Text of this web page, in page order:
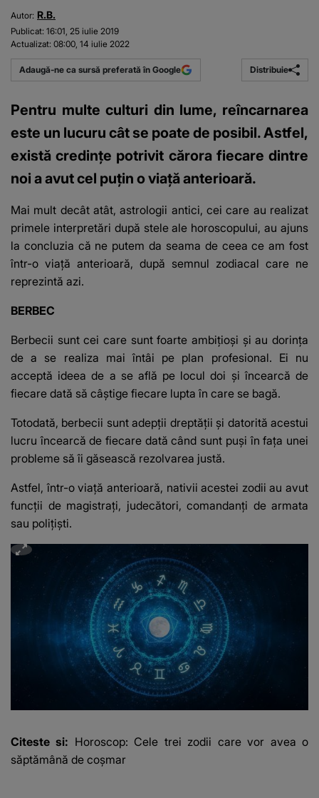
Autor: R.B.
Publicat: 16:01, 25 iulie 2019
Actualizat: 08:00, 14 iulie 2022
Adaugă-ne ca sursă preferată în Google Distribuie
Pentru multe culturi din lume, reîncarnarea
este un lucuru cât se poate de posibil. Astfel,
există credinţe potrivit cărora fiecare dintre
noi a avut cel puţin o viaţă anterioară.
Mai mult decât atât, astrologii antici, cei care au realizat
primele interpretări după stele ale horoscopului, au ajuns
la concluzia că ne putem da seama de ceea ce am fost
într-o viaţă anterioară, după semnul zodiacal care ne
reprezintă azi.
BERBEC
Berbecii sunt cei care sunt foarte ambiţioşi şi au dorinţa
de a se realiza mai întâi pe plan profesional. Ei nu
acceptă ideea de a se află pe locul doi şi încearcă de
fiecare dată să câştige fiecare lupta în care se bagă.
Totodată, berbecii sunt adepţii dreptăţii şi datorită acestui
lucru încearcă de fiecare dată când sunt puşi în faţa unei
probleme să îi găsească rezolvarea justă.
Astfel, într-o viaţă anterioară, nativii acestei zodii au avut
funcţii de magistraţi, judecători, comandanţi de armata
sau poliţişti.
Citeste si: Horoscop: Cele trei zodii care vor avea o
săptămână de coșmar